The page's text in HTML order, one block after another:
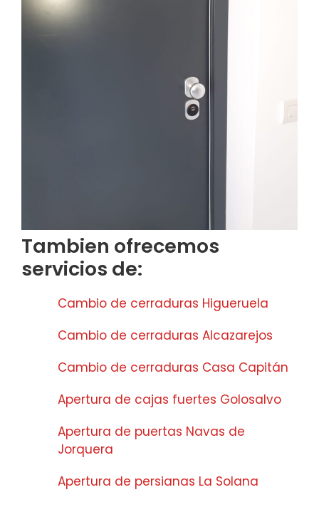
Tambien ofrecemos
servicios de:
Cambio de cerraduras Higueruela
Cambio de cerraduras Alcazarejos
Cambio de cerraduras Casa Capitán
Apertura de cajas fuertes Golosalvo
Apertura de puertas Navas de
Jorquera
Apertura de persianas La Solana